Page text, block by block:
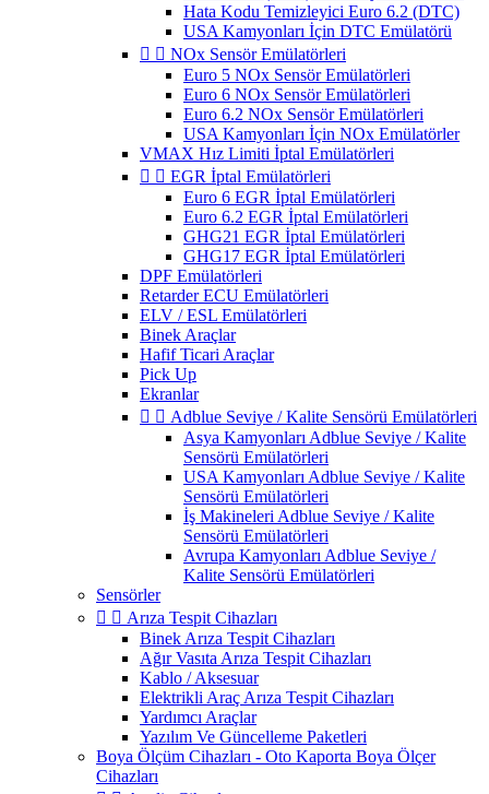
Hata Kodu Temizleyici Euro 6.2 (DTC)
USA Kamyonları İçin DTC Emülatörü
  NOx Sensör Emülatörleri
Euro 5 NOx Sensör Emülatörleri
Euro 6 NOx Sensör Emülatörleri
Euro 6.2 NOx Sensör Emülatörleri
USA Kamyonları İçin NOx Emülatörler
VMAX Hız Limiti İptal Emülatörleri
  EGR İptal Emülatörleri
Euro 6 EGR İptal Emülatörleri
Euro 6.2 EGR İptal Emülatörleri
GHG21 EGR İptal Emülatörleri
GHG17 EGR İptal Emülatörleri
DPF Emülatörleri
Retarder ECU Emülatörleri
ELV / ESL Emülatörleri
Binek Araçlar
Hafif Ticari Araçlar
Pick Up
Ekranlar
  Adblue Seviye / Kalite Sensörü Emülatörleri
Asya Kamyonları Adblue Seviye / Kalite
Sensörü Emülatörleri
USA Kamyonları Adblue Seviye / Kalite
Sensörü Emülatörleri
İş Makineleri Adblue Seviye / Kalite
Sensörü Emülatörleri
Avrupa Kamyonları Adblue Seviye /
Kalite Sensörü Emülatörleri
Sensörler
  Arıza Tespit Cihazları
Binek Arıza Tespit Cihazları
Ağır Vasıta Arıza Tespit Cihazları
Kablo / Aksesuar
Elektrikli Araç Arıza Tespit Cihazları
Yardımcı Araçlar
Yazılım Ve Güncelleme Paketleri
Boya Ölçüm Cihazları - Oto Kaporta Boya Ölçer
Cihazları